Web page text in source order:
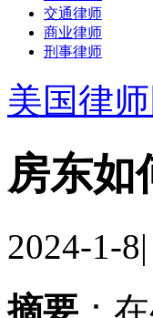
交通律师
商业律师
刑事律师
美国律师
房东如
2024-1-8|